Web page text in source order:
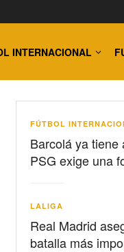
INTERNACIONAL
FÚTBOL
Barcolá ya
PSG exige una
LALIGA
Real Madrid
batalla más